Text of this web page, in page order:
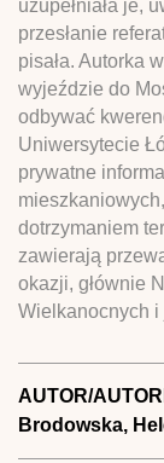
uzupełniała je,
przesłanie
pisała. Autorka
wyjeździe do
odbywać
Uniwersytecie
prywatne
dotrzymaniem
zawierają
okazji, głównie
Wielkanocnych i
AUTOR/
Brodowska,